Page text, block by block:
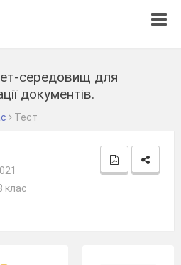
середовищ для
документів.
Тест
клас